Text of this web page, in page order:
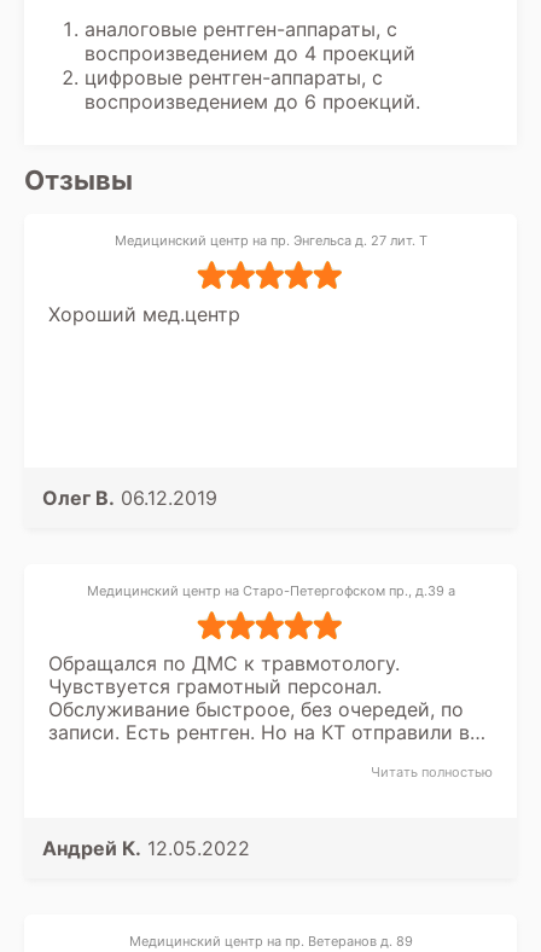
аналоговые рентген-аппараты, с
воспроизведением до 4 проекций
цифровые рентген-аппараты, с
воспроизведением до 6 проекций.
Отзывы
Медицинский центр на пр. Энгельса д. 27 лит. Т
Хороший мед.центр
Олег В. 06.12.2019
Медицинский центр на Старо-Петергофском пр., д.39 а
Обращался по ДМС к травмотологу.
Чувствуется грамотный персонал.
Обслуживание быстроое, без очередей, по
записи. Есть рентген. Но на КТ отправили в
Читать полностью
Андрей К. 12.05.2022
Медицинский центр на пр. Ветеранов д. 89